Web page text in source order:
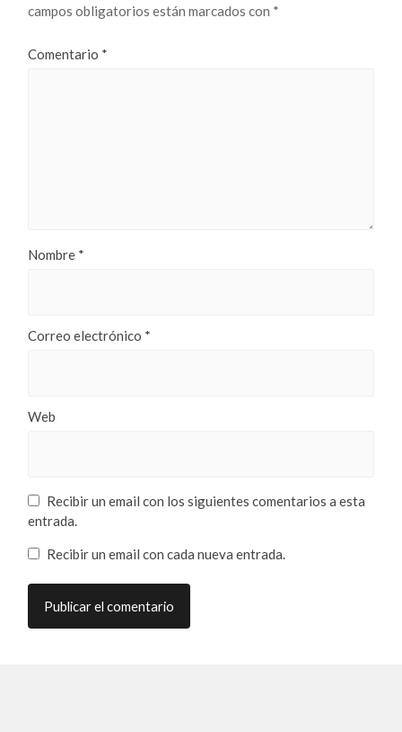
campos obligatorios están marcados con *
Comentario *
Nombre *
Correo electrónico *
Web
Recibir un email con los siguientes comentarios a esta
entrada.
Recibir un email con cada nueva entrada.